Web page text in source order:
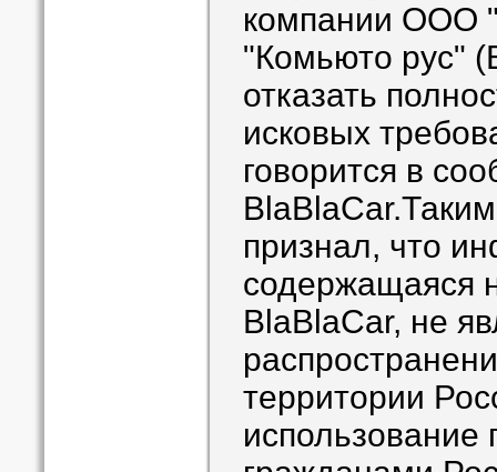
компании ООО
"Комьюто рус"
отказать
исковых
говорится в
признал, что
содержащаяся
BlaBlaCar, не
территории